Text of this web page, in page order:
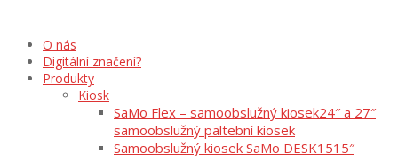
O nás
Digitální značení?
Produkty
Kiosk
SaMo Flex – samoobslužný kiosek24″ a 27″
samoobslužný paltební kiosek
Samoobslužný kiosek SaMo DESK1515″